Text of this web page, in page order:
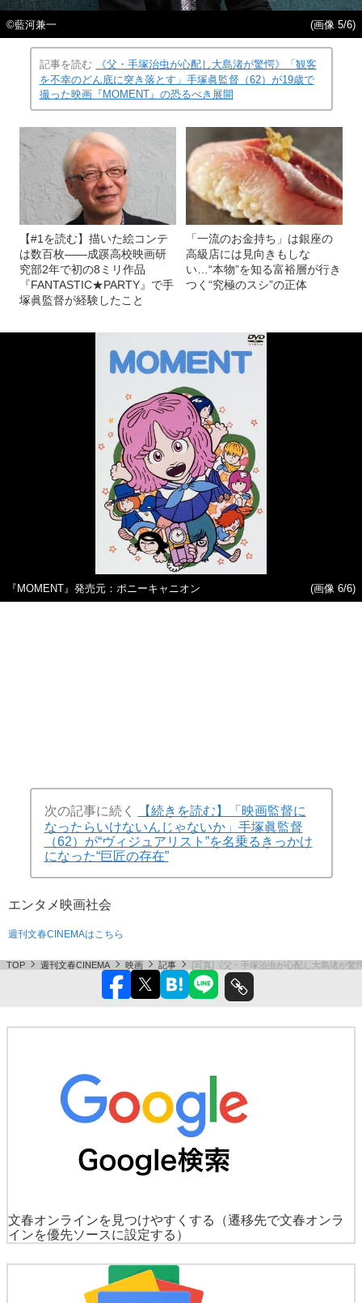
©藍河兼一 (画像 5/6)
記事を読む
《父・手塚治虫が心配し大島渚が驚愕》「観客
を不幸のどん底に突き落とす」手塚眞監督（62）が19歳で
撮った映画『MOMENT』の恐るべき展開
【#1を読む】描いた絵コンテ
は数百枚――成蹊高校映画研
究部2年で初の8ミリ作品
『FANTASTIC★PARTY』で手
塚眞監督が経験したこと
「一流のお金持ち」は銀座の
高級店には見向きもしな
い…“本物”を知る富裕層が行き
つく“究極のスシ”の正体
『MOMENT』発売元：ポニーキャニオン (画像 6/6)
次の記事に続く
【続きを読む】「映画監督に
なったらいけないんじゃないか」手塚眞監督
（62）が“ヴィジュアリスト”を名乗るきっかけ
になった“巨匠の存在”
エンタメ 映画社会
週刊文春CINEMAはこちら
TOP 週刊文春CINEMA 映画 記事 [写真]《父・手塚治虫が心配し大島渚が
文春オンラインを見つけやすくする
（遷移先で文春オンラ
インを優先ソースに設定する）